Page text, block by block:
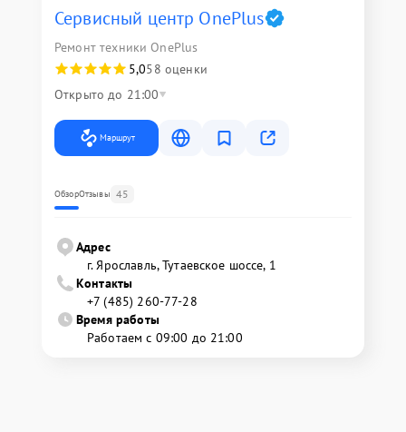
Сервисный центр OnePlus
Ремонт техники OnePlus
5,058 оценки
Открыто до 21:00
Маршрут
ОбзорОтзывы 45
Адрес
г. Ярославль, Тутаевское шоссе, 1
Контакты
+7 (485) 260-77-28
Время работы
Работаем с 09:00 до 21:00